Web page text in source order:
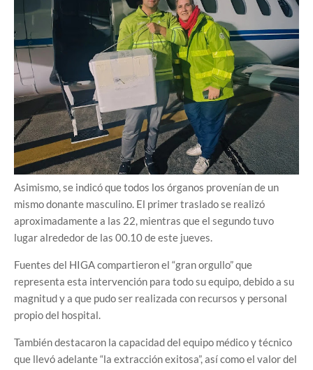
Asimismo, se indicó que todos los órganos provenían de un
mismo donante masculino. El primer traslado se realizó
aproximadamente a las 22, mientras que el segundo tuvo
lugar alrededor de las 00.10 de este jueves.
Fuentes del HIGA compartieron el “gran orgullo” que
representa esta intervención para todo su equipo, debido a su
magnitud y a que pudo ser realizada con recursos y personal
propio del hospital.
También destacaron la capacidad del equipo médico y técnico
que llevó adelante “la extracción exitosa”, así como el valor del